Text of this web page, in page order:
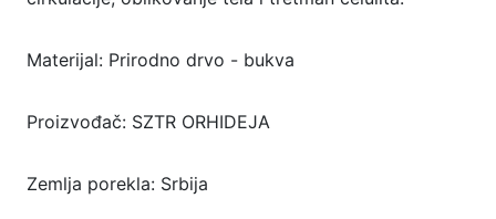
Materijal: Prirodno drvo - bukva
Proizvođač: SZTR ORHIDEJA
Zemlja porekla: Srbija